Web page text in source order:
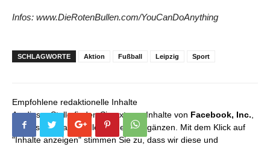
Infos: www.DieRotenBullen.com/YouCanDoAnything
SCHLAGWORTE Aktion Fußball Leipzig Sport
Empfohlene redaktionelle Inhalte
An dieser Stelle finden Sie externe Inhalte von Facebook, Inc.,
die unser redaktionelles Angebot ergänzen. Mit dem Klick auf
"Inhalte anzeigen" stimmen Sie zu, dass wir diese und